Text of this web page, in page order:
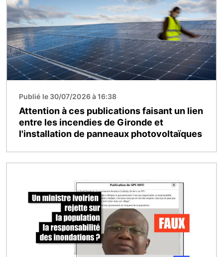
Publié le 30/07/2026 à 16:38
Attention à ces publications faisant un lien
entre les incendies de Gironde et
l'installation de panneaux photovoltaïques